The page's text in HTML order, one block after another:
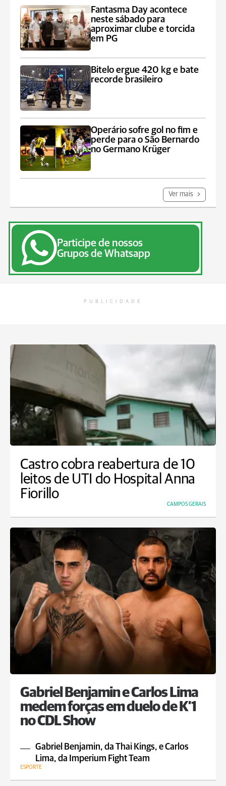
Fantasma Day acontece
neste sábado para
aproximar clube e torcida
em PG
Bitelo ergue 420 kg e bate
recorde brasileiro
Operário sofre gol no fim e
perde para o São Bernardo
no Germano Krüger
Ver mais
Participe de nossos
Grupos de Whatsapp
PUBLICIDADE
Castro cobra reabertura de 10
leitos de UTI do Hospital Anna
Fiorillo
CAMPOS GERAIS
Gabriel Benjamin e Carlos Lima
medem forças em duelo de K’1
no CDL Show
Gabriel Benjamin, da Thai Kings, e Carlos
Lima, da Imperium Fight Team
ESPORTE